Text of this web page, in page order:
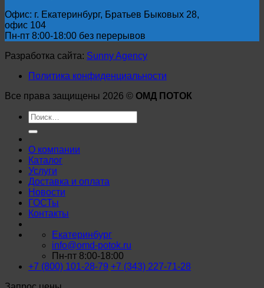
Офис: г. Екатеринбург, Братьев Быковых 28,
офис 104
Пн-пт 8:00-18:00 без перерывов
Разработка сайта: Sunny Agency
Политика конфиденциальности
Все права защищены 2026 © ОМД ПОТОК
Искать:
О компании
Каталог
Услуги
Доставка и оплата
Новости
ГОСТы
Контакты
Екатеринбург
info@omd-potok.ru
Пн-пт 8:00-18:00
+7 (800) 101-28-79 +7 (343) 227-71-28